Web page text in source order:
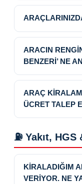
ARACIN
BENZERİ’ NE
ARAÇ
ÜCRET TALEP
⛽ Yakıt, HGS
KİRALADIĞIM
VERİYOR. NE